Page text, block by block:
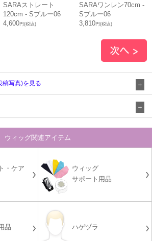
SARAストレート
120cm - Sブルー06
4,600円(税込)
SARAワンレン70cm -
Sブルー06
3,810円(税込)
稿写真)を見る
ウィッグ関連アイテム
・ケア
ウィッグ
サポート用品
品 ハゲヅラ